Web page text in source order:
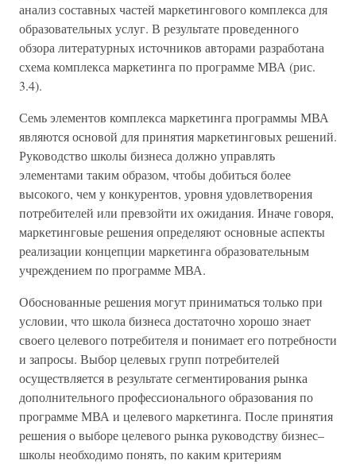
анализ составных частей маркетингового комплекса для
образовательных услуг. В результате проведенного
обзора литературных источников авторами разработана
схема комплекса маркетинга по программе МВА (рис.
3.4).
Семь элементов комплекса маркетинга программы МВА
являются основой для принятия маркетинговых решений.
Руководство школы бизнеса должно управлять
элементами таким образом, чтобы добиться более
высокого, чем у конкурентов, уровня удовлетворения
потребителей или превзойти их ожидания. Иначе говоря,
маркетинговые решения определяют основные аспекты
реализации концепции маркетинга образовательным
учреждением по программе МВА.
Обоснованные решения могут приниматься только при
условии, что школа бизнеса достаточно хорошо знает
своего целевого потребителя и понимает его потребности
и запросы. Выбор целевых групп потребителей
осуществляется в результате сегментирования рынка
дополнительного профессионального образования по
программе МВА и целевого маркетинга. После принятия
решения о выборе целевого рынка руководству бизнес–
школы необходимо понять, по каким критериям